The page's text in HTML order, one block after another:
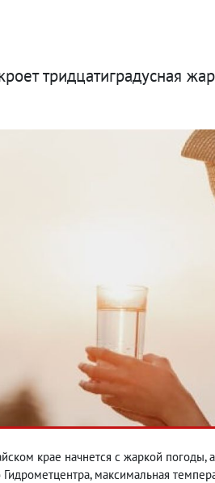
тридцатиградусная
крае начнется с жаркой
максимальная